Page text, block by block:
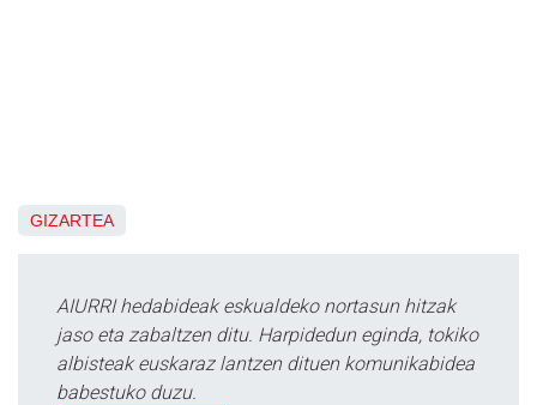
GIZARTEA
AIURRI hedabideak eskualdeko nortasun hitzak
jaso eta zabaltzen ditu. Harpidedun eginda, tokiko
albisteak euskaraz lantzen dituen komunikabidea
babestuko duzu.